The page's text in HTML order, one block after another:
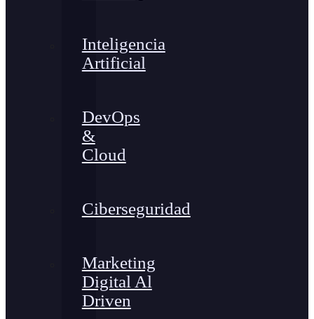
Inteligencia
Artificial
DevOps
&
Cloud
Ciberseguridad
Marketing
Digital Al
Driven